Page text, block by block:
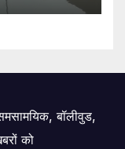
बॉलीवुड,
को